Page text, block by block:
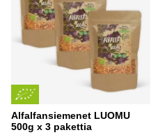
Alfalfansiemenet LUOMU
500g x 3 pakettia